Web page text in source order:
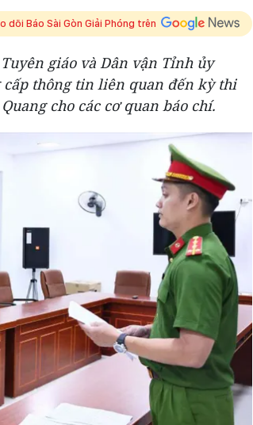
dõi Báo Sài Gòn Giải Phóng trên
giáo và Dân vận Tỉnh ủy
cấp thông tin liên quan đến kỳ thi
cho các cơ quan báo chí.